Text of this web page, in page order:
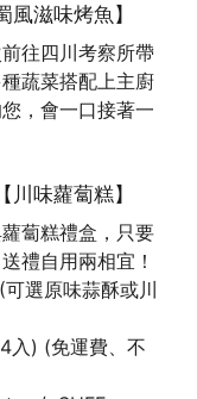
風滋味烤魚】
往四川考察所帶
蔬菜搭配上主廚
，會一口接著一
川味蘿蔔糕】
蔔糕禮盒，只要
禮自用兩相宜！
選原味蒜酥或川
入) (免運費、不